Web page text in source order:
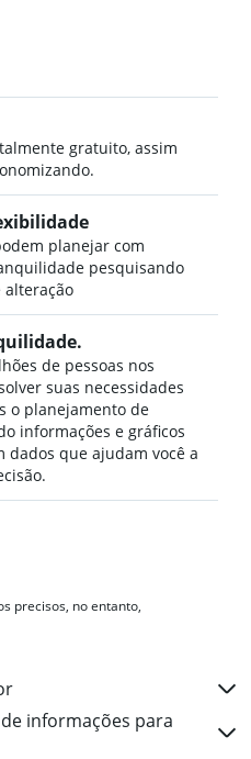
gratuito, assim
planejar com
pesquisando
alteração
de pessoas nos
suas necessidades
o planejamento de
informações e gráficos
dados que ajudam você a
precisos, no entanto,
informações para